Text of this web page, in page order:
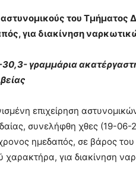
του Τμήματος
για διακίνηση
γραμμάρια
επιχείρηση
συνελήφθη χθες (19-06-
ημεδαπός, σε βάρος του
χαρακτήρα, για διακίνηση